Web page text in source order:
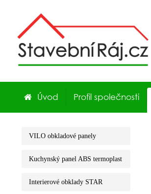
Úvod Profil společnosti
VILO obkladové panely
Kuchynský panel ABS termoplast
Interierové obklady STAR